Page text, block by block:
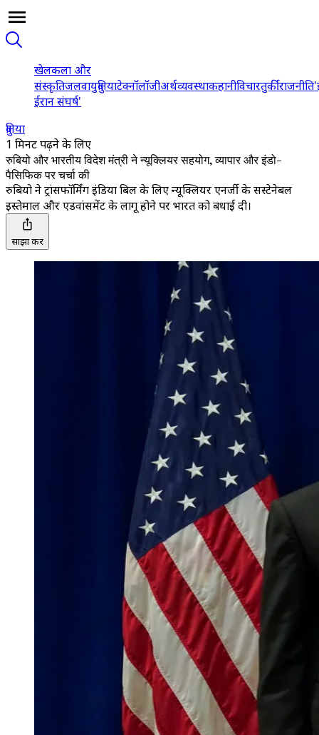
खेलकला और
संस्कृतिजलवायुदुनियाटेक्नॉलॉजीअर्थव्यवस्थाकहानीविचारतुर्कीराजनीति
ईरान संघर्ष'
दुनिया
1 मिनट पढ़ने के लिए
रुबियो और भारतीय विदेश मंत्री ने न्यूक्लियर सहयोग, व्यापार और इंडो-
पैसिफिक पर चर्चा की
रुबियो ने ट्रांसफॉर्मिंग इंडिया बिल के लिए न्यूक्लियर एनर्जी के सस्टेनेबल
इस्तेमाल और एडवांसमेंट के लागू होने पर भारत को बधाई दी।
साझा करें